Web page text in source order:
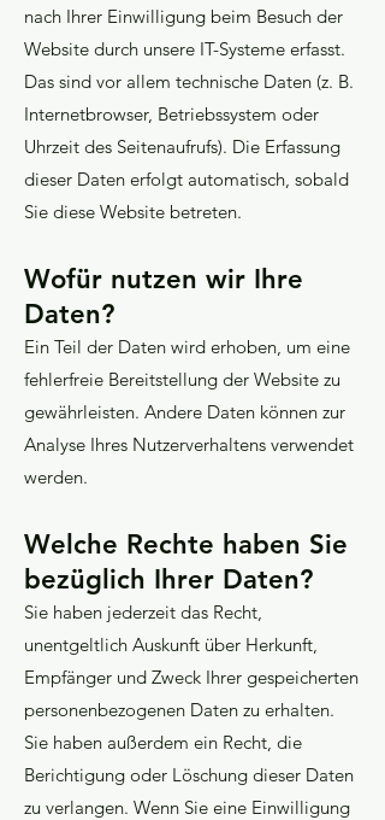
nach Ihrer Einwilligung beim Besuch der
Website durch unsere IT-Systeme erfasst.
Das sind vor allem technische Daten (z. B.
Internetbrowser, Betriebssystem oder
Uhrzeit des Seitenaufrufs). Die Erfassung
dieser Daten erfolgt automatisch, sobald
Sie diese Website betreten.
Wofür nutzen wir Ihre
Daten?
Ein Teil der Daten wird erhoben, um eine
fehlerfreie Bereitstellung der Website zu
gewährleisten. Andere Daten können zur
Analyse Ihres Nutzerverhaltens verwendet
werden.
Welche Rechte haben Sie
bezüglich Ihrer Daten?
Sie haben jederzeit das Recht,
unentgeltlich Auskunft über Herkunft,
Empfänger und Zweck Ihrer gespeicherten
personenbezogenen Daten zu erhalten.
Sie haben außerdem ein Recht, die
Berichtigung oder Löschung dieser Daten
zu verlangen. Wenn Sie eine Einwilligung